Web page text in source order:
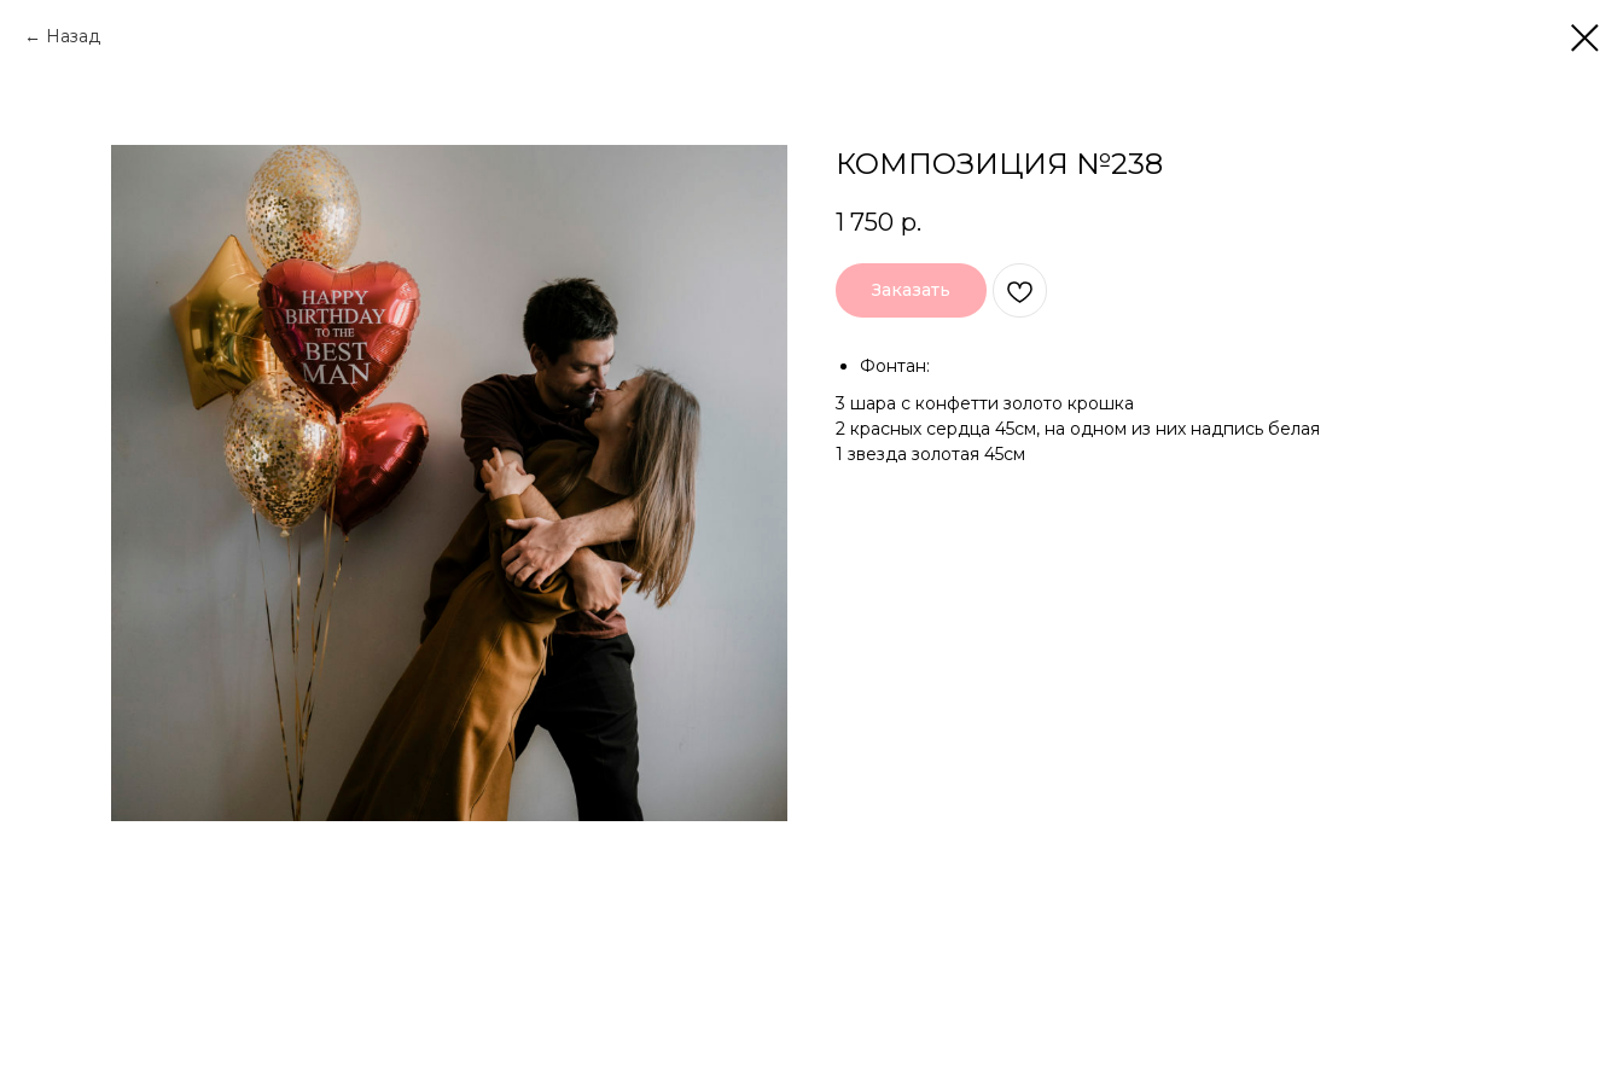
Назад
КОМПОЗИЦИЯ №238
1 750 р.
Заказать
Фонтан:
3 шара с конфетти золото крошка
2 красных сердца 45см, на одном из них надпись белая
1 звезда золотая 45см